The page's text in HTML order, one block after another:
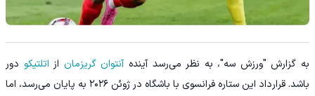
به گزارش "ورزش سه"، به نظر می‌رسد آیندهآنتوان گریزمان از اتلتیکو دور
باشد. قرارداد این ستاره فرانسوی با باشگاه در ژوئن ۲۰۲۶ به پایان می‌رسد، اما